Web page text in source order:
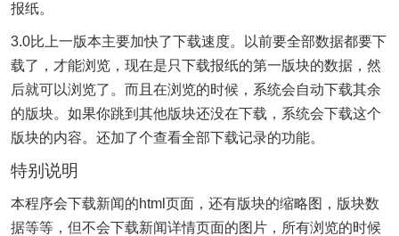
报纸。
3.0比上一版本主要加快了下载速度。以前要全部数据都要下
载了，才能浏览，现在是只下载报纸的第一版块的数据，然
后就可以浏览了。而且在浏览的时候，系统会自动下载其余
的版块。如果你跳到其他版块还没在下载，系统会下载这个
版块的内容。还加了个查看全部下载记录的功能。
特别说明
本程序会下载新闻的html页面，还有版块的缩略图，版块数
据等等，但不会下载新闻详情页面的图片，所有浏览的时候